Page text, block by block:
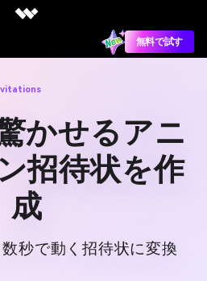
無料で試す
かせるアニ
招待状を作
成
秒で動く招待状に変換